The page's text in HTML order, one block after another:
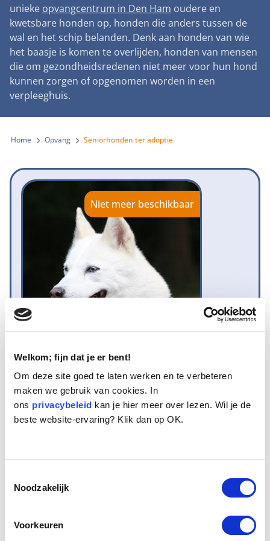
Welkom; fijn dat je er bent!
Om deze site goed te laten werken en te verbeteren
maken we gebruik van cookies. In
ons privacybeleid kan je hier meer over lezen. Wil je de
beste website-ervaring? Klik dan op OK.
Noodzakelijk
Voorkeuren
Landelijke registratie bijtincidenten
Verantwoord fokbeleid
Landelijk vuurwerkverbod
Verplichte pre-aanschaf cursus
Gemeentelijk meldpunt bijtincidenten
Bescherming tegen grasaren
Lezingen
Symposium Gemeentelijk Dierenbeleid
Teken onze petitie
Steun als bedrijf
Adopteer een seniorhond
Sponsor een seniorhond
Steun als vrijwilliger
Honden voor Honden Loop
Vraag een donatiebox aan
Wat wij doen
Onze organisatie
Samenwerking
Jaarverslag
Vacatures
Donateursmagazine Hond
Onze successen voor honden
Contactgegevens
Pers
Nieuws
Nieuwsbrief
Incassodata
Zoeken
unieke opvangcentrum in Den Ham oudere en
kwetsbare honden op, honden die anders tussen de
wal en het schip belanden. Denk aan honden van wie
het baasje is komen te overlijden, honden van mensen
die om gezondheidsredenen niet meer voor hun hond
kunnen zorgen of opgenomen worden in een
verpleeghuis.
Home Opvang Seniorhonden ter adoptie
Niet meer beschikbaar
Naam: Morti
Leeftijd: 12
Ras/type: Siberische Husky
Geslacht: Teef
Morti is een klein Huskydametje, 15 kilo weegt ze. Het is een bijna
witte hond met wat grijsgekleurde haren op haar rug en twee blauwe